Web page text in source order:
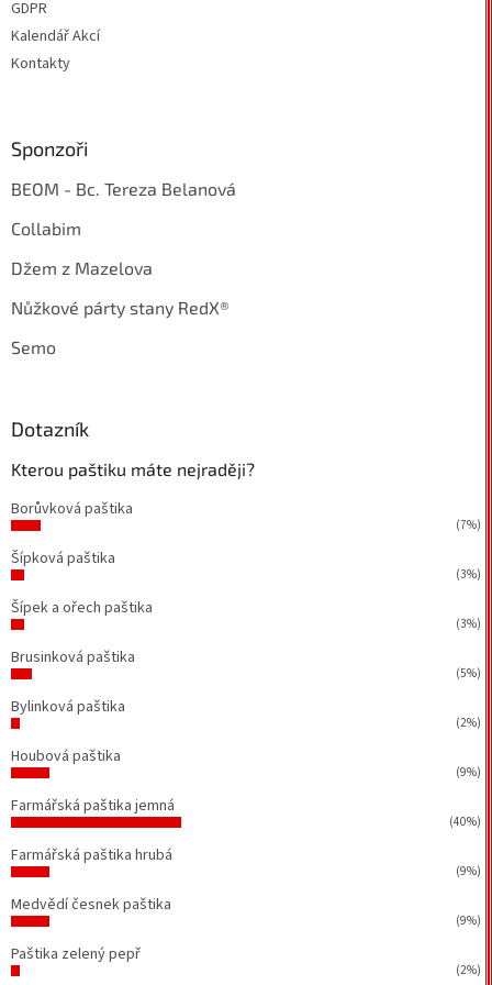
GDPR
Kalendář Akcí
Kontakty
Sponzoři
BEOM - Bc. Tereza Belanová
Collabim
Džem z Mazelova
Nůžkové párty stany RedX®
Semo
Dotazník
Kterou paštiku máte nejraději?
Borůvková paštika
(7%)
Šípková paštika
(3%)
Šípek a ořech paštika
(3%)
Brusinková paštika
(5%)
Bylinková paštika
(2%)
Houbová paštika
(9%)
Farmářská paštika jemná
(40%)
Farmářská paštika hrubá
(9%)
Medvědí česnek paštika
(9%)
Paštika zelený pepř
(2%)